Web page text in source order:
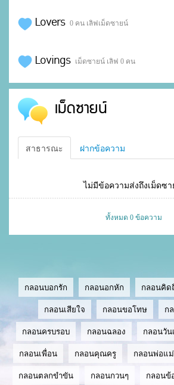
Lovers 0 คน เลิฟเม็ดซายน์
Lovings เม็ดซายน์ เลิฟ 0 คน
เม็ดซายน์
สาธารณะ ฝากข้อความ
ไม่มีข้อความส่งถึงเม็ดซ
ทั้งหมด 0 ข้อความ
กลอนบอกรัก กลอนอกหัก กลอนคิด
กลอนเสียใจ กลอนขอโทษ ก
กลอนครบรอบ กลอนฉลอง กลอนวัน
กลอนเพื่อน กลอนคุณครู กลอนพ่อแม่
กลอนตลกขำขัน กลอนกวนๆ กลอนข้